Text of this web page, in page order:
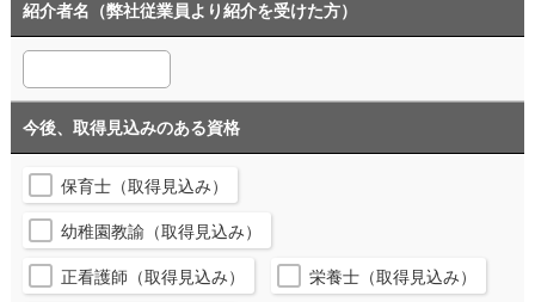
紹介者名（弊社従業員より紹介を受けた方）
今後、取得見込みのある資格
保育士（取得見込み）
幼稚園教諭（取得見込み）
正看護師（取得見込み） 栄養士（取得見込み）